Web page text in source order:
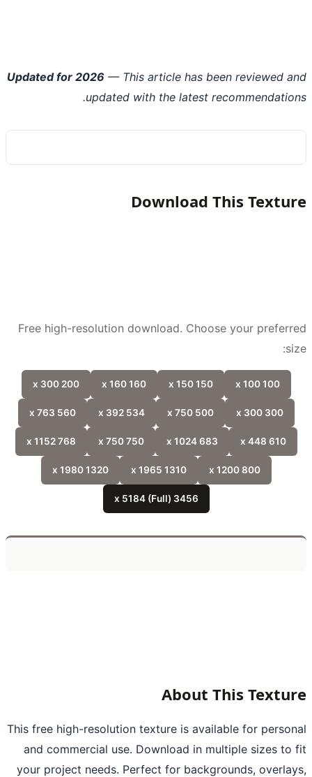
Updated for 2026 — This article has been reviewed
updated with the latest
Download This
Free high-resolution download. Choose your
200 x 300
300 x 300
500 x 750
534 x 392
560 x 763
683 x 1024
750 x 750
800 x 1200
1310 x 1965
1320 x 1980
3456 x 5184 (Full)
About This
This free high-resolution texture is available for
and commercial use. Download in multiple sizes
your project needs. Perfect for backgrounds,